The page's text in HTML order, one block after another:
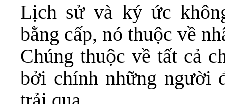
Lịch sử và ký ức
bằng cấp, nó thuộc về
Chúng thuộc về tất cả
bởi chính những người